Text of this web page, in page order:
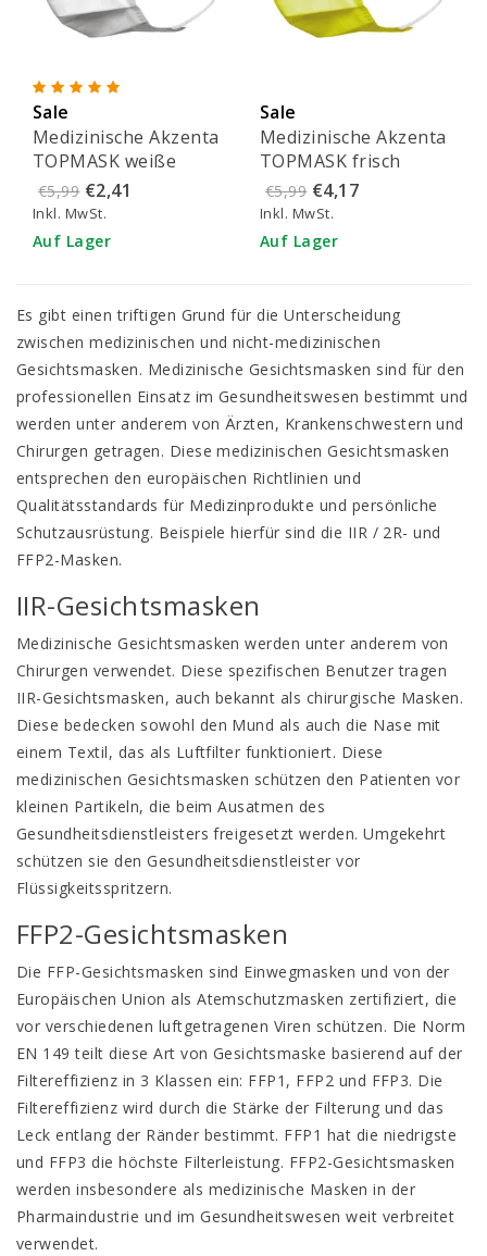
Sale
Medizinische Akzenta
TOPMASK weiße
IIR/2R Mundmasken
mit Gummiband 50
Stück
€5,99 €2,41
Inkl. MwSt.
Auf Lager
Sale
Medizinische Akzenta
TOPMASK frisch
grüne IIR/2R
Mundmasken mit
Gummiband 50 Stück
€5,99 €4,17
Inkl. MwSt.
Auf Lager
Es gibt einen triftigen Grund für die Unterscheidung
zwischen medizinischen und nicht-medizinischen
Gesichtsmasken. Medizinische Gesichtsmasken sind für den
professionellen Einsatz im Gesundheitswesen bestimmt und
werden unter anderem von Ärzten, Krankenschwestern und
Chirurgen getragen. Diese medizinischen Gesichtsmasken
entsprechen den europäischen Richtlinien und
Qualitätsstandards für Medizinprodukte und persönliche
Schutzausrüstung. Beispiele hierfür sind die IIR / 2R- und
FFP2-Masken.
IIR-Gesichtsmasken
Medizinische Gesichtsmasken werden unter anderem von
Chirurgen verwendet. Diese spezifischen Benutzer tragen
IIR-Gesichtsmasken, auch bekannt als chirurgische Masken.
Diese bedecken sowohl den Mund als auch die Nase mit
einem Textil, das als Luftfilter funktioniert. Diese
medizinischen Gesichtsmasken schützen den Patienten vor
kleinen Partikeln, die beim Ausatmen des
Gesundheitsdienstleisters freigesetzt werden. Umgekehrt
schützen sie den Gesundheitsdienstleister vor
Flüssigkeitsspritzern.
FFP2-Gesichtsmasken
Die FFP-Gesichtsmasken sind Einwegmasken und von der
Europäischen Union als Atemschutzmasken zertifiziert, die
vor verschiedenen luftgetragenen Viren schützen. Die Norm
EN 149 teilt diese Art von Gesichtsmaske basierend auf der
Filtereffizienz in 3 Klassen ein: FFP1, FFP2 und FFP3. Die
Filtereffizienz wird durch die Stärke der Filterung und das
Leck entlang der Ränder bestimmt. FFP1 hat die niedrigste
und FFP3 die höchste Filterleistung. FFP2-Gesichtsmasken
werden insbesondere als medizinische Masken in der
Pharmaindustrie und im Gesundheitswesen weit verbreitet
verwendet.